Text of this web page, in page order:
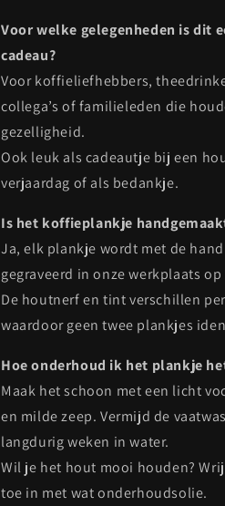
Voor welke gelegenheden is dit
cadeau?
Voor koffieliefhebbers,
collega’s of familieleden die
gezelligheid.
Ook leuk als cadeautje bij een
verjaardag of als bedankje.
Is het koffieplankje
Ja, elk plankje wordt met de
gegraveerd in onze werkplaats op
De houtnerf en tint verschillen
waardoor geen twee plankjes
Hoe onderhoud ik het plankje
Maak het schoon met een licht
en milde zeep. Vermijd de
langdurig weken in water.
Wil je het hout mooi houden?
toe in met wat onderhoudsolie.